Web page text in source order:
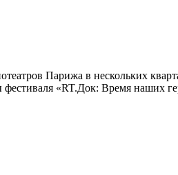
Парижа в нескольких
фестиваля «RT.Док: Время